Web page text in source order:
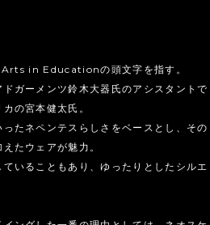
Arts in Educationの頭文字を指す。
ガーメンツ鈴木大器氏のアシスタントで
の宮本健太氏。
たネペンテスらしさをベースとし、その
たウェアが魅力。
いることもあり、ゆったりとしたシルエ